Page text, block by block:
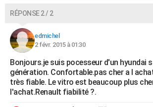
RÉPONSE 2 / 2
edmichel
2 févr. 2015 à 01:30
Bonjours.je suis pocesseur d'un hyundai
génération. Confortable.pas cher a l
très fiable. Le vitro est beaucoup plus
l'achat.Renault fiabilité ?.